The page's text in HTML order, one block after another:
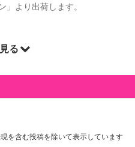
」より出荷します。
る
を含む投稿を除いて表示しています